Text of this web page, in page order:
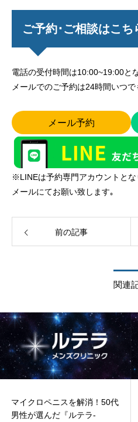
ご予約･ご相談はこち
電話の受付時間は10:00~19:00と
メールでのご予約は24時間いつ
メール予約
※LINEは予約専門アカウントと
メールにてお願い致します｡
前の記事
関連
マイクロペニスを解消！50代
男性が選んだ『ルテラ-